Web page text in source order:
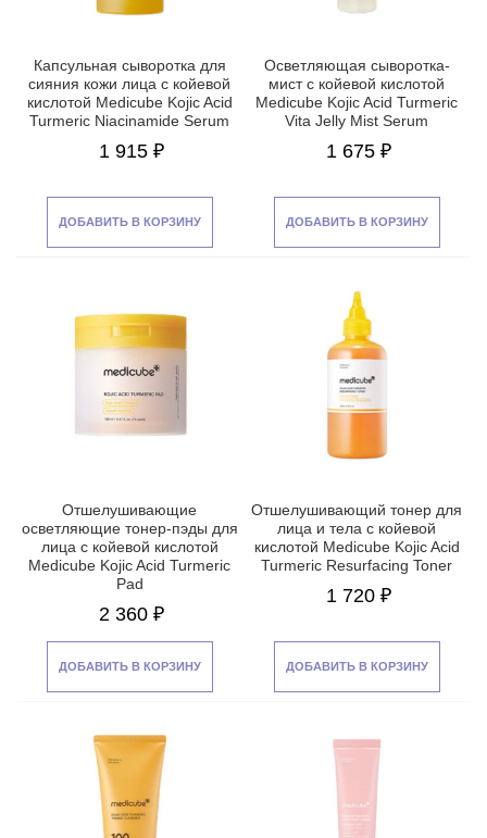
Капсульная сыворотка для
сияния кожи лица с койевой
кислотой Medicube Kojic Acid
Turmeric Niacinamide Serum
1 915 ₽
ДОБАВИТЬ В КОРЗИНУ
Осветляющая сыворотка-
мист с койевой кислотой
Medicube Kojic Acid Turmeric
Vita Jelly Mist Serum
1 675 ₽
ДОБАВИТЬ В КОРЗИНУ
Отшелушивающие
осветляющие тонер-пэды для
лица с койевой кислотой
Medicube Kojic Acid Turmeric
Pad
2 360 ₽
ДОБАВИТЬ В КОРЗИНУ
Отшелушивающий тонер для
лица и тела с койевой
кислотой Medicube Kojic Acid
Turmeric Resurfacing Toner
1 720 ₽
ДОБАВИТЬ В КОРЗИНУ